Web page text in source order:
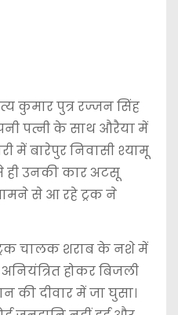
कुमार पुत्र रज्जन सिंह
पत्नी के साथ औरैया में
में बारेपुर निवासी श्यामू
ही उनकी कार अटसू
से आ रहे ट्रक ने
ट्रक चालक शराब के नशे में
होकर बिजली
की दीवार में जा घुसा।